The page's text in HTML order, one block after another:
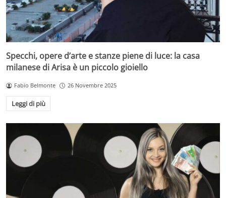
Specchi, opere d’arte e stanze piene di luce: la casa
milanese di Arisa è un piccolo gioiello
Fabio Belmonte 26 Novembre 2025
Leggi di più